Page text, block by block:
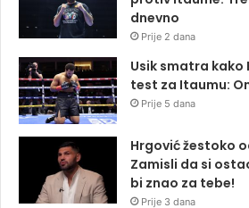
dnevno
Prije 2 dana
Usik smatra kako
test za Itaumu:
Prije 5 dana
Hrgović žestoko
Zamisli da si
bi znao za tebe!
Prije 3 dana